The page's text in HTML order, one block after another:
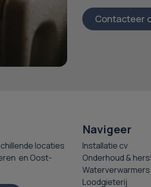
Contacteer
locaties
en Oost-
Navigeer
Installatie cv
Onderhoud &
Waterverwarmers
Loodgieterij